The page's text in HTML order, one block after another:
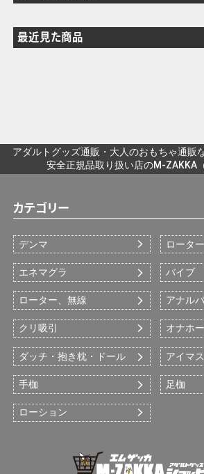
最近見た商品
アダルトグッズ通販・大人のおもちゃ通販
安全正規品取り扱い店のM-ZAKKA
カテゴリー
デンマ ローター
エネマグラ バイブ
ローター、無線 アナル
クリ吸引 オナホ
ダッチ・抱き枕・ドール アイマ
手枷 足枷
ローション